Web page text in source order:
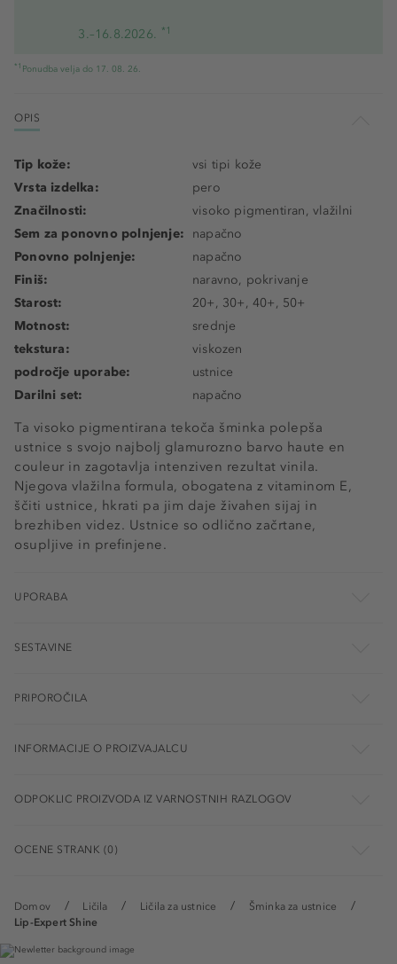
Domov Ličila Ličila za ustnice
Šminka za ustnice
Lip-Expert Shine
3.–16.8.2026. *1
*1 Ponudba velja do 17. 08. 26.
OPIS
Ta visoko pigmentirana tekoča šminka polepša
ustnice s svojo najbolj glamurozno barvo haute en
couleur in zagotavlja intenziven rezultat vinila.
Njegova vlažilna formula, obogatena z vitaminom E,
ščiti ustnice, hkrati pa jim daje živahen sijaj in
brezhiben videz. Ustnice so odlično začrtane,
osupljive in prefinjene.
Tip kože:
vsi tipi kože
Vrsta izdelka:
pero
Značilnosti:
visoko pigmentiran, vlažilni
Sem za ponovno polnjenje:
napačno
Ponovno polnjenje:
napačno
Finiš:
naravno, pokrivanje
Starost:
20+, 30+, 40+, 50+
Motnost:
srednje
tekstura:
viskozen
področje uporabe:
ustnice
Darilni set:
napačno
UPORABA
SESTAVINE
PRIPOROČILA
INFORMACIJE O PROIZVAJALCU
ODPOKLIC PROIZVODA IZ VARNOSTNIH RAZLOGOV
OCENE STRANK (0)